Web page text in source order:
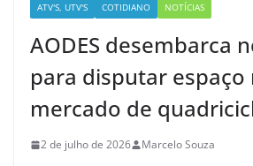
ATV'S, UTV'S COTIDIANO NOTÍCIAS
AODES desembarca
para disputar espaço
mercado de
2 de julho de 2026 Marcelo Souza